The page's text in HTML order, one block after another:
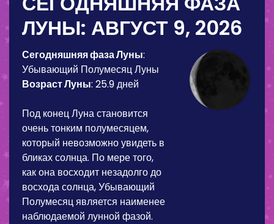
ЛУНЫ: АВГУСТ 9, 2026
Сегодняшняя фаза Луны:
Убывающий Полумесяц Луны
Возраст Луны: 25.9 дней
Под конец Луна становится
очень тонким полумесяцем,
который невозможно увидеть в
бликах солнца. По мере того,
как она восходит незадолго до
восхода солнца, Убывающий
Полумесяц является наименее
наблюдаемой лунной фазой.